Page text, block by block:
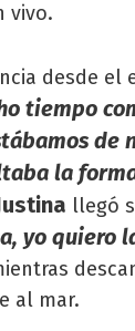
vivo.
desde el
tiempo
de
la
llegó
yo quiero
al mar.